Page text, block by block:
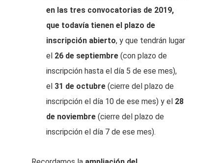
en las tres convocatorias de 2019,
que todavía tienen el plazo de
inscripción abierto, y que tendrán lugar
el 26 de septiembre (con plazo de
inscripción hasta el día 5 de ese mes),
el 31 de octubre (cierre del plazo de
inscripción el día 10 de ese mes) y el 28
de noviembre (cierre del plazo de
inscripción el día 7 de ese mes).